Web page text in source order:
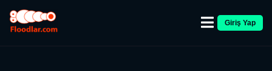
Giriş Yap